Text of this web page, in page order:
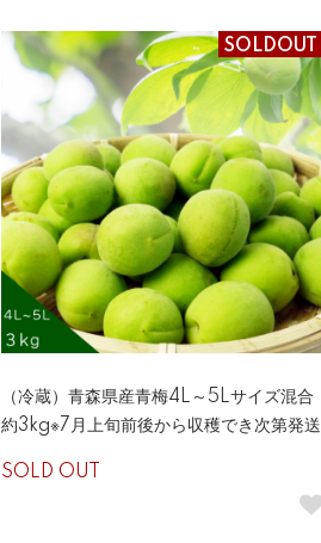
SOLDOUT
（冷蔵）青森県産青梅4L～5Lサイズ混合
約3kg※7月上旬前後から収穫でき次第発送
SOLD OUT